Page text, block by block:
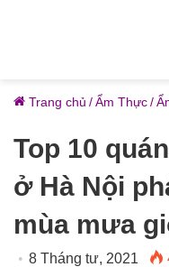
Trang chủ /Ẩm Thực/
Top 10
ở Hà Nội
mùa mưa
8 Tháng tư, 2021